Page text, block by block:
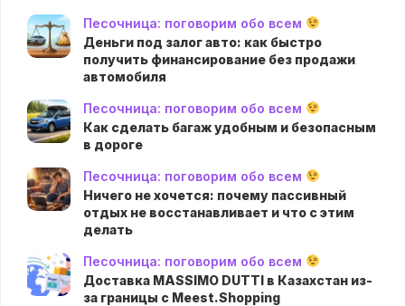
Песочница: поговорим обо всем
Деньги под залог авто: как быстро
получить финансирование без продажи
автомобиля
Песочница: поговорим обо всем
Как сделать багаж удобным и безопасным
в дороге
Песочница: поговорим обо всем
Ничего не хочется: почему пассивный
отдых не восстанавливает и что с этим
делать
Песочница: поговорим обо всем
Доставка MASSIMO DUTTI в Казахстан из-
за границы с Meest.Shopping